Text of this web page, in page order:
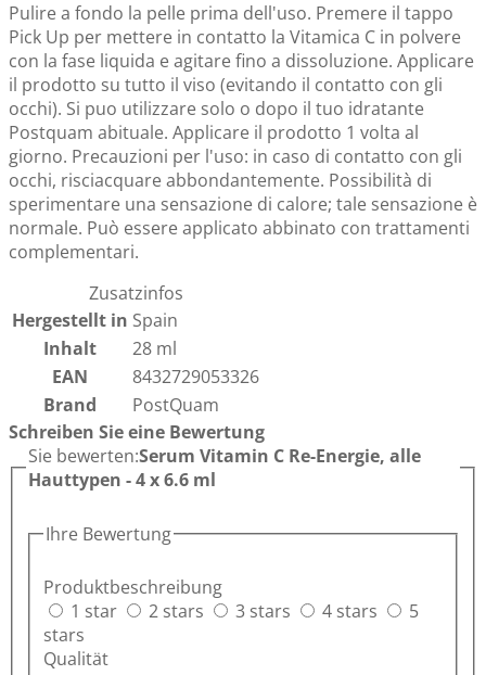
Pulire a fondo la pelle prima dell'uso. Premere il tappo
Pick Up per mettere in contatto la Vitamica C in polvere
con la fase liquida e agitare fino a dissoluzione. Applicare
il prodotto su tutto il viso (evitando il contatto con gli
occhi). Si puo utilizzare solo o dopo il tuo idratante
Postquam abituale. Applicare il prodotto 1 volta al
giorno. Precauzioni per l'uso: in caso di contatto con gli
occhi, risciacquare abbondantemente. Possibilità di
sperimentare una sensazione di calore; tale sensazione è
normale. Può essere applicato abbinato con trattamenti
complementari.
Zusatzinfos
Hergestellt in Spain
Inhalt
28 ml
EAN
8432729053326
Brand
PostQuam
Schreiben Sie eine Bewertung
Sie bewerten:Serum Vitamin C Re-Energie, alle
Hauttypen - 4 x 6.6 ml
Ihre Bewertung
Produktbeschreibung
1 star
2 stars 3 stars 4 stars
5
stars
Qualität